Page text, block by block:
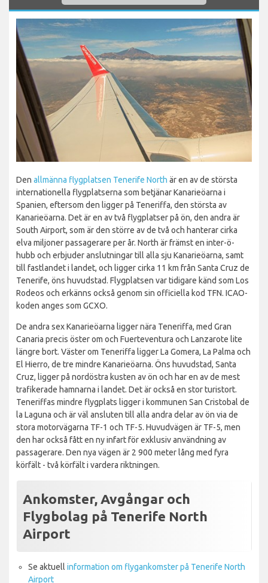
Den allmänna flygplatsen Tenerife North är en av de största
internationella flygplatserna som betjänar Kanarieöarna i
Spanien, eftersom den ligger på Teneriffa, den största av
Kanarieöarna. Det är en av två flygplatser på ön, den andra är
South Airport, som är den större av de två och hanterar cirka
elva miljoner passagerare per år. North är främst en inter-ö-
hubb och erbjuder anslutningar till alla sju Kanarieöarna, samt
till fastlandet i landet, och ligger cirka 11 km från Santa Cruz de
Tenerife, öns huvudstad. Flygplatsen var tidigare känd som Los
Rodeos och erkänns också genom sin officiella kod TFN. ICAO-
koden anges som GCXO.
De andra sex Kanarieöarna ligger nära Teneriffa, med Gran
Canaria precis öster om och Fuerteventura och Lanzarote lite
längre bort. Väster om Teneriffa ligger La Gomera, La Palma och
El Hierro, de tre mindre Kanarieöarna. Öns huvudstad, Santa
Cruz, ligger på nordöstra kusten av ön och har en av de mest
trafikerade hamnarna i landet. Det är också en stor turistort.
Teneriffas mindre flygplats ligger i kommunen San Cristobal de
la Laguna och är väl ansluten till alla andra delar av ön via de
stora motorvägarna TF-1 och TF-5. Huvudvägen är TF-5, men
den har också fått en ny infart för exklusiv användning av
passagerare. Den nya vägen är 2 900 meter lång med fyra
körfält - två körfält i vardera riktningen.
Ankomster, Avgångar och
Flygbolag på Tenerife North
Airport
Se aktuell information om flygankomster på Tenerife North
Airport